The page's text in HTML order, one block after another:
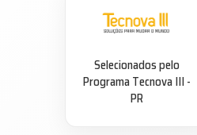
Selecionados pelo
Programa Tecnova III -
PR